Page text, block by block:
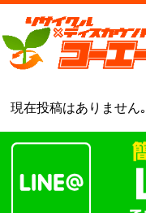
現在投稿はありません｡